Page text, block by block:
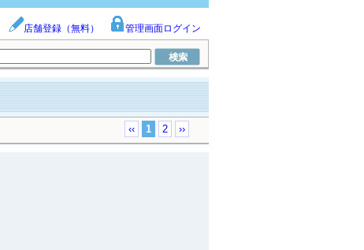
店舗登録（無料） 管理画面ログイン
‹‹ 1 2 ››